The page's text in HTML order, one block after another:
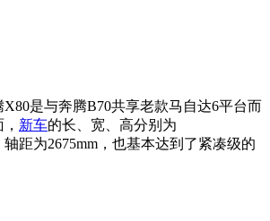
是与奔腾B70共享老款马自达6平台而
新车的长、宽、高分别为
轴距为2675mm，也基本达到了紧凑级的